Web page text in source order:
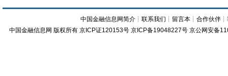
中国金融信息网简介 ┊联系我们 ┊ 留言本 ┊合作伙伴 ┊
中国金融信息网 版权所有 京ICP证120153号 京ICP备19048227号 京公网安备